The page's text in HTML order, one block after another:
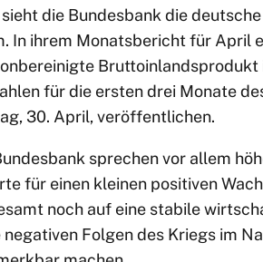
die Bundesbank die
In ihrem Monatsbericht für April
für die ersten drei Monate
30. April, veröffentlichen.
sprechen vor allem
für einen kleinen positiven
noch auf eine stabile
Folgen des Kriegs im